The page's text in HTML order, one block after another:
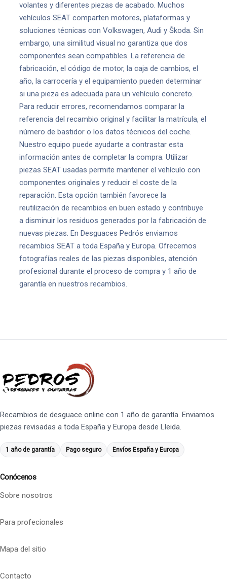
volantes y diferentes piezas de acabado. Muchos
vehículos SEAT comparten motores, plataformas y
soluciones técnicas con Volkswagen, Audi y Škoda. Sin
embargo, una similitud visual no garantiza que dos
componentes sean compatibles. La referencia de
fabricación, el código de motor, la caja de cambios, el
año, la carrocería y el equipamiento pueden determinar
si una pieza es adecuada para un vehículo concreto.
Para reducir errores, recomendamos comparar la
referencia del recambio original y facilitar la matrícula, el
número de bastidor o los datos técnicos del coche.
Nuestro equipo puede ayudarte a contrastar esta
información antes de completar la compra. Utilizar
piezas SEAT usadas permite mantener el vehículo con
componentes originales y reducir el coste de la
reparación. Esta opción también favorece la
reutilización de recambios en buen estado y contribuye
a disminuir los residuos generados por la fabricación de
nuevas piezas. En Desguaces Pedrós enviamos
recambios SEAT a toda España y Europa. Ofrecemos
fotografías reales de las piezas disponibles, atención
profesional durante el proceso de compra y 1 año de
garantía en nuestros recambios.
Recambios de desguace online con 1 año de garantía. Enviamos
piezas revisadas a toda España y Europa desde Lleida.
1 año de garantía Pago seguro Envíos España y Europa
Conócenos
Sobre nosotros
Para profecionales
Mapa del sitio
Contacto